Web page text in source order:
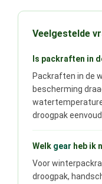
Veelgestelde
Is packraften in
Packraften in de
bescherming
droogpak
Welk gear heb ik
Voor
droogpak,